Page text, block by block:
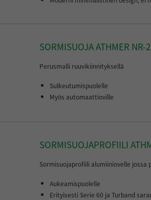
SORMISUOJA ATHMER NR-
Perusmalli ruuvikiinnityksellä
Sulkeutumispuolelle
Myös automaattioville
SORMISUOJAPROFIILI
Sormisuojaprofiili alumiiniovelle jossa
Aukeamispuolelle
Erityisesti Serie 60 ja Turband